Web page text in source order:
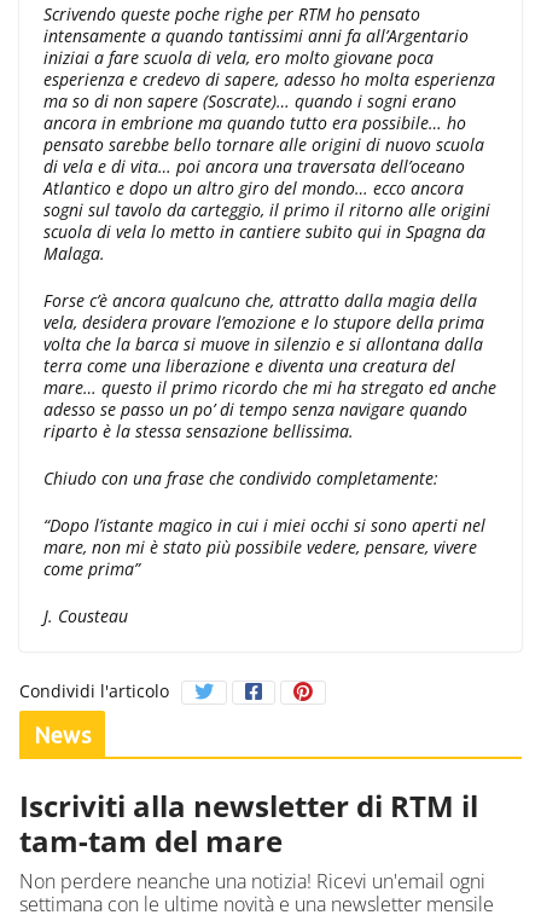
Scrivendo queste poche righe per RTM ho pensato
intensamente a quando tantissimi anni fa all’Argentario
iniziai a fare scuola di vela, ero molto giovane poca
esperienza e credevo di sapere, adesso ho molta esperienza
ma so di non sapere (Soscrate)… quando i sogni erano
ancora in embrione ma quando tutto era possibile… ho
pensato sarebbe bello tornare alle origini di nuovo scuola
di vela e di vita… poi ancora una traversata dell’oceano
Atlantico e dopo un altro giro del mondo… ecco ancora
sogni sul tavolo da carteggio, il primo il ritorno alle origini
scuola di vela lo metto in cantiere subito qui in Spagna da
Malaga.
Forse c’è ancora qualcuno che, attratto dalla magia della
vela, desidera provare l’emozione e lo stupore della prima
volta che la barca si muove in silenzio e si allontana dalla
terra come una liberazione e diventa una creatura del
mare… questo il primo ricordo che mi ha stregato ed anche
adesso se passo un po’ di tempo senza navigare quando
riparto è la stessa sensazione bellissima.
Chiudo con una frase che condivido completamente:
“Dopo l’istante magico in cui i miei occhi si sono aperti nel
mare, non mi è stato più possibile vedere, pensare, vivere
come prima”
J. Cousteau
Condividi l'articolo
News
Iscriviti alla newsletter di RTM il
tam-tam del mare
Non perdere neanche una notizia! Ricevi un'email ogni
settimana con le ultime novità e una newsletter mensile